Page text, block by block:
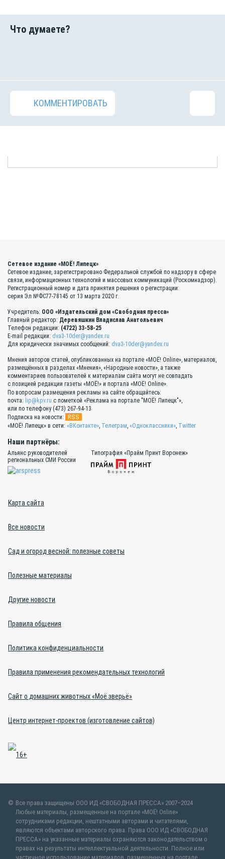
КОММЕНТИРОВАТЬ
Сетевое издание «МОЁ! Липецк»
Сетевое издание, зарегистрировано Федеральной службой по надзору в сфере
связи, информационных технологий и массовых коммуникаций (Роскомнадзор).
Регистрационный номер и дата принятия решения о регистрации:
серия Эл №ФС77-78145 от 13 марта 2020 г.
Учредитель: ООО «Издательский дом «Свободная пресса»
Главный редактор: Деревяшкин Владислав Анатольевич
Телефон редакции: (4722) 33-58-25
E-mail редакции: dva3-10der@yandex.ru
Для юридически значимых сообщений: dva3-10der@yandex.ru
Мнения авторов статей, опубликованных на портале «МОЁ! Online», материалов,
размещённых в разделах «Мнения», «Народные новости», а также
комментариев пользователей к материалам сайта могут не совпадать
с позицией редакции газеты «МОЁ!» и портала «МОЁ! Online».
По вопросам размещения рекламы на сайте обращайтесь:
почта: lip@kpv.ru с пометкой «Реклама на портале "МОЁ! Липецк"»,
или по телефону (473) 267-94-13
Подписка на новости:
RSS
«МОЁ! Липецк» в сети: «ВКонтакте», Телеграм, «Одноклассники», Twitter
Наши партнёры:
Альянс руководителей
региональных СМИ России
Типография «Прайм Принт Воронеж»
Карта сайта
Все новости
Сад и огород весной: полезные советы
Полезные материалы
Другие новости
Правила общения
Политика конфиденциальности
Правила применения рекомендательных технологий
Сайт о домашних животных «Моё зверьё»
Центр интернет-проектов (изготовление сайтов)
Все права защищены ООО ИД «СВОБОДНАЯ ПРЕССА» 2007–2024
Любые материалы, размещенные на портале «МОЁ! Online»
сотрудниками редакции, нештатными авторами и читателями,
являются объектами авторского права. Права ООО ИД «СВОБОДНАЯ
ПРЕССА» на указанные материалы охраняются законодательством о
правах на результаты интеллектуальной деятельности. Полное или
частичное использование материалов, размещенных на портале